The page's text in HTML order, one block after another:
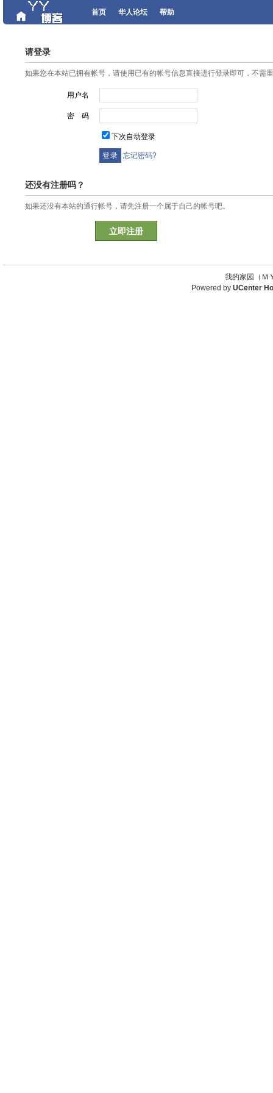
首页 华人论坛 帮助
请登录
如果您在本站已拥有帐号，请使用已有的帐号信息直接进行登录即可，不需
用户名
密 码
下次自动登录
忘记密码?
还没有注册吗？
如果还没有本站的通行帐号，请先注册一个属于自己的帐号吧。
立即注册
我的家园（
Powered by UCenter